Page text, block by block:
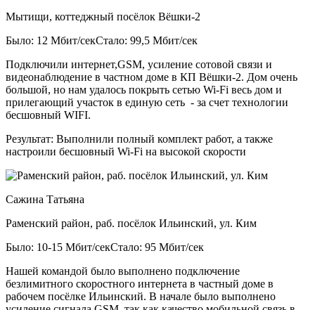
Мытищи, коттеджный посёлок Вёшки-2
Было: 12 Мбит/секСтало: 99,5 Мбит/сек
Подключили интернет,GSM, усиление сотовой связи и
видеонаблюдение в частном доме в КП Вёшки-2. Дом очень
большой, но нам удалось покрыть сетью Wi-Fi весь дом и
прилегающий участок в единую сеть - за счет технологии
бесшовный WIFI.
Результат: Выполнили полный комплект работ, а также
настроили бесшовный Wi-Fi на высокой скорости
Сажина Татьяна
Раменский район, раб. посёлок Ильинский, ул. Ким
Было: 10-15 Мбит/секСтало: 95 Мбит/сек
Нашей командой было выполнено подключение
безлимитного скоростного интернета в частный доме в
рабочем посёлке Ильинский. В начале было выполнено